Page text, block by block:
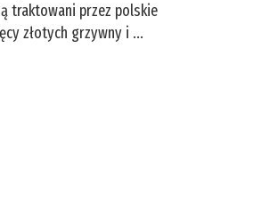
traktowani przez polskie
złotych grzywny i ...